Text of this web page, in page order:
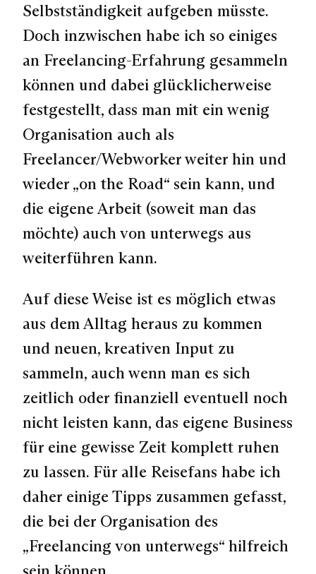
Selbstständigkeit aufgeben müsste.
Doch inzwischen habe ich so einiges
an Freelancing-Erfahrung gesammeln
können und dabei glücklicherweise
festgestellt, dass man mit ein wenig
Organisation auch als
Freelancer/Webworker weiter hin und
wieder „on the Road“ sein kann, und
die eigene Arbeit (soweit man das
möchte) auch von unterwegs aus
weiterführen kann.
Auf diese Weise ist es möglich etwas
aus dem Alltag heraus zu kommen
und neuen, kreativen Input zu
sammeln, auch wenn man es sich
zeitlich oder finanziell eventuell noch
nicht leisten kann, das eigene Business
für eine gewisse Zeit komplett ruhen
zu lassen. Für alle Reisefans habe ich
daher einige Tipps zusammen gefasst,
die bei der Organisation des
„Freelancing von unterwegs“ hilfreich